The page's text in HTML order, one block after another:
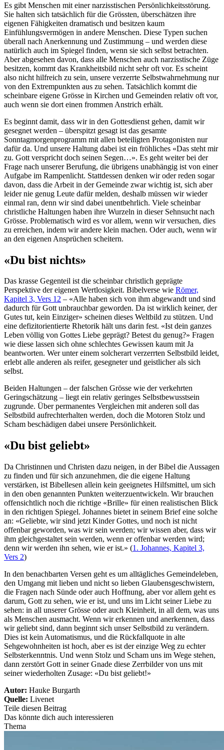
Es gibt Menschen mit einer narzisstischen Persönlichkeitsstörung.
Sie halten sich tatsächlich für die Grössten, überschätzen ihre
eigenen Fähigkeiten dramatisch und besitzen kaum
Einfühlungsvermögen in andere Menschen. Diese Typen suchen
überall nach Anerkennung und Zustimmung – und werden diese
natürlich auch im Spiegel finden, wenn sie sich selbst betrachten.
Aber abgesehen davon, dass alle Menschen auch narzisstische Züge
besitzen, kommt das Krankheitsbild nicht sehr oft vor. Es scheint
also nicht hilfreich zu sein, unsere verzerrte Selbstwahrnehmung nur
von den Extrempunkten aus zu sehen. Tatsächlich kommt die
scheinbare eigene Grösse in Kirchen und Gemeinden relativ oft vor,
auch wenn sie dort einen frommen Anstrich erhält.
Es beginnt damit, dass wir in den Gottesdienst gehen, damit wir
gesegnet werden – überspitzt gesagt ist das gesamte
Sonntagmorgenprogramm mit allen beteiligten Protagonisten nur
dafür da. Und unsere Haltung dabei ist ein fröhliches «Das steht mir
zu. Gott verspricht doch seinen Segen…». Es geht weiter bei der
Frage nach unserer Berufung, die übrigens unabhängig ist von einer
Aufgabe im Rampenlicht. Stattdessen denken wir oder reden sogar
davon, dass die Arbeit in der Gemeinde zwar wichtig ist, sich aber
leider nie genug Leute dafür melden, deshalb müssen wir wieder
einmal ran, denn wir sind dabei unentbehrlich. Viele scheinbar
christliche Haltungen haben ihre Wurzeln in dieser Sehnsucht nach
Grösse. Problematisch wird es vor allem, wenn wir versuchen, dies
zu erreichen, indem wir andere klein machen. Oder auch, wenn wir
an den eigenen Ansprüchen scheitern.
«Du bist nichts»
Das krasse Gegenteil ist die scheinbar christlich geprägte
Perspektive der eigenen Wertlosigkeit. Bibelverse wie Römer,
Kapitel 3, Vers 12 – «Alle haben sich von ihm abgewandt und sind
dadurch für Gott unbrauchbar geworden. Da ist wirklich keiner, der
Gutes tut, kein Einziger» scheinen dieses Weltbild zu stützen. Und
eine defizitorientierte Rhetorik hält uns darin fest. «Ist dein ganzes
Leben völlig von Gottes Liebe geprägt? Betest du genug?» Fragen
wie diese lassen sich ohne schlechtes Gewissen kaum mit Ja
beantworten. Wer unter einem solcherart verzerrten Selbstbild leidet,
erlebt alle anderen als reifer, gesegneter und geistlicher als sich
selbst.
Beiden Haltungen – der falschen Grösse wie der verkehrten
Geringschätzung – liegt ein relativ geringes Selbstbewusstsein
zugrunde. Über permanentes Vergleichen mit anderen soll das
Selbstbild aufrechterhalten werden, doch die Motoren Stolz und
Scham beschädigen dabei unsere Persönlichkeit.
«Du bist geliebt»
Da Christinnen und Christen dazu neigen, in der Bibel die Aussagen
zu finden und für sich anzunehmen, die die eigene Haltung
verstärken, ist Bibellesen allein kein geeignetes Hilfsmittel, um sich
in den oben genannten Punkten weiterzuentwickeln. Wir brauchen
offensichtlich noch die richtige «Brille» für einen realistischen Blick
in den richtigen Spiegel. Johannes bietet in seinem Brief eine solche
an: «Geliebte, wir sind jetzt Kinder Gottes, und noch ist nicht
offenbar geworden, was wir sein werden; wir wissen aber, dass wir
ihm gleichgestaltet sein werden, wenn er offenbar werden wird;
denn wir werden ihn sehen, wie er ist.» (1. Johannes, Kapitel 3,
Vers 2)
In den benachbarten Versen geht es um alltägliches Gemeindeleben,
den Umgang mit lieben und nicht so lieben Glaubensgeschwistern,
die Fragen nach Sünde oder auch Hoffnung, aber vor allem geht es
darum, Gott zu sehen, wie er ist, und uns im Licht seiner Liebe zu
sehen: in all unserer Grösse oder auch Kleinheit, in all dem, was uns
als Menschen ausmacht. Wenn wir erkennen und anerkennen, dass
wir geliebt sind, dann beginnt sich unser Selbstbild zu verändern.
Dies ist kein Automatismus, und die Rückfallquote in alte
Sehgewohnheiten ist hoch, aber es ist der einzige Weg zu echter
Selbsterkenntnis. Und wenn Stolz und Scham uns im Wege stehen,
dann zerstört Gott in seiner Gnade diese Zerrbilder von uns mit
seiner wiederholten Zusage: «Du bist geliebt!»
Autor: Hauke Burgarth
Quelle: Livenet
Teile diesen Beitrag
Das könnte dich auch interessieren
Thema